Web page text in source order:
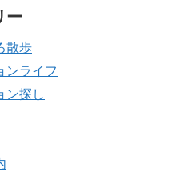
ー
散歩
ンライフ
ン探し